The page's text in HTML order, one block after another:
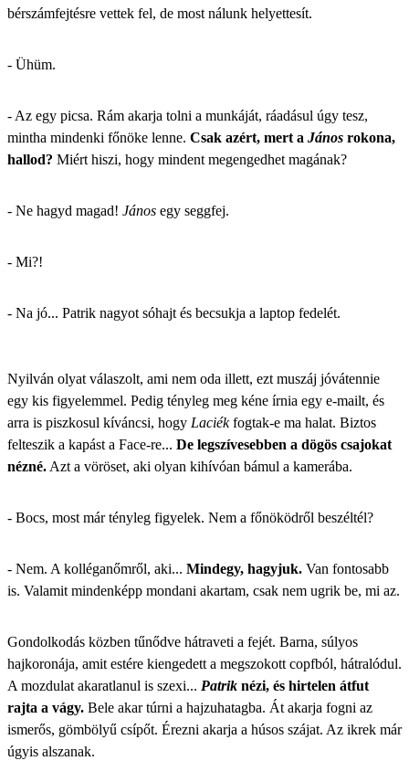
bérszámfejtésre vettek fel, de most nálunk helyettesít.
- Ühüm.
- Az egy picsa. Rám akarja tolni a munkáját, ráadásul úgy tesz,
mintha mindenki főnöke lenne. Csak azért, mert a János rokona,
hallod? Miért hiszi, hogy mindent megengedhet magának?
- Ne hagyd magad! János egy seggfej.
- Mi?!
- Na jó... Patrik nagyot sóhajt és becsukja a laptop fedelét.
Nyilván olyat válaszolt, ami nem oda illett, ezt muszáj jóvátennie
egy kis figyelemmel. Pedig tényleg meg kéne írnia egy e-mailt, és
arra is piszkosul kíváncsi, hogy Laciékfogtak-e ma halat. Biztos
felteszik a kapást a Face-re... De legszívesebben a dögös csajokat
nézné. Azt a vöröset, aki olyan kihívóan bámul a kamerába.
- Bocs, most már tényleg figyelek. Nem a főnöködről beszéltél?
- Nem. A kolléganőmről, aki... Mindegy, hagyjuk. Van fontosabb
is. Valamit mindenképp mondani akartam, csak nem ugrik be, mi az.
Gondolkodás közben tűnődve hátraveti a fejét. Barna, súlyos
hajkoronája, amit estére kiengedett a megszokott copfból, hátralódul.
A mozdulat akaratlanul is szexi... Patrik nézi, és hirtelen átfut
rajta a vágy. Bele akar túrni a hajzuhatagba. Át akarja fogni az
ismerős, gömbölyű csípőt. Érezni akarja a húsos szájat. Az ikrek már
úgyis alszanak.